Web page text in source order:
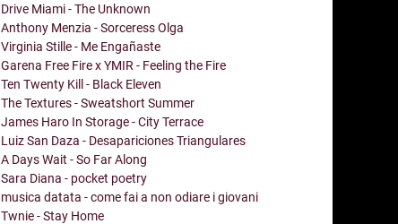
Drive Miami - The Unknown
Anthony Menzia - Sorceress Olga
Virginia Stille - Me Engañaste
Garena Free Fire x YMIR - Feeling the Fire
Ten Twenty Kill - Black Eleven
The Textures - Sweatshort Summer
James Haro In Storage - City Terrace
Luiz San Daza - Desapariciones Triangulares
A Days Wait - So Far Along
Sara Diana - pocket poetry
musica datata - come fai a non odiare i giovani
Twnie - Stay Home